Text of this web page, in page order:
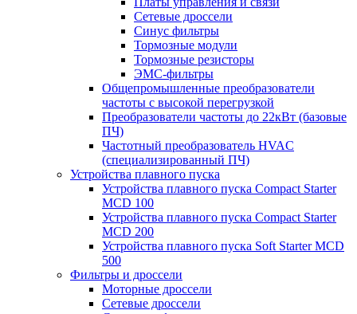
Сетевые дроссели
Синус фильтры
Тормозные модули
Тормозные резисторы
ЭМС-фильтры
Общепромышленные преобразователи
частоты с высокой перегрузкой
Преобразователи частоты до 22кВт (базовые
ПЧ)
Частотный преобразователь HVAC
(специализированный ПЧ)
Устройства плавного пуска
Устройства плавного пуска Compact Starter
MCD 100
Устройства плавного пуска Compact Starter
MCD 200
Устройства плавного пуска Soft Starter MCD
500
Фильтры и дроссели
Моторные дроссели
Сетевые дроссели